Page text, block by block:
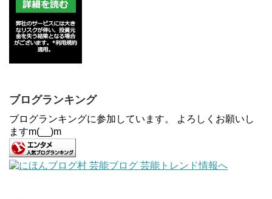
ブログランキング
ブログランキングに参加しています。 よろしくお願いし
ますm(__)m